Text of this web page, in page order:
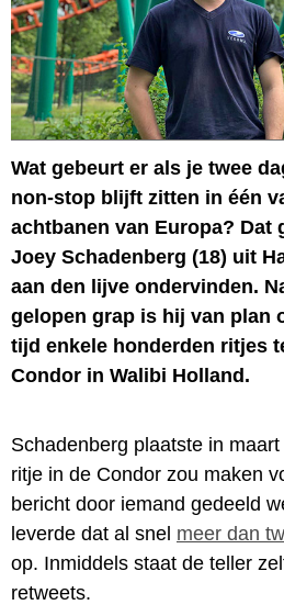
Wat gebeurt er als je twee
non-stop blijft zitten in één
achtbanen van Europa? Dat
Joey Schadenberg (18) uit
aan den lijve ondervinden.
gelopen grap is hij van plan
tijd enkele honderden ritjes
Condor in Walibi Holland.
Schadenberg plaatste in
ritje in de Condor zou maken
bericht door iemand gedeeld
leverde dat al snel meer dan
op. Inmiddels staat de teller
retweets.